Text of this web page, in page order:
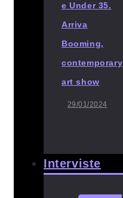
e Under 35.
Arriva
Booming,
contemporary
art show
29/01/2024
Interviste